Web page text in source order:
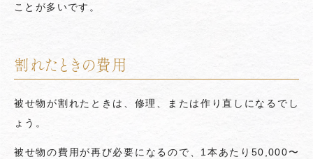
ことが多いです。
割れたときの費用
被せ物が割れたときは、修理、または作り直しになるでし
ょう。
被せ物の費用が再び必要になるので、1本あたり50,000〜